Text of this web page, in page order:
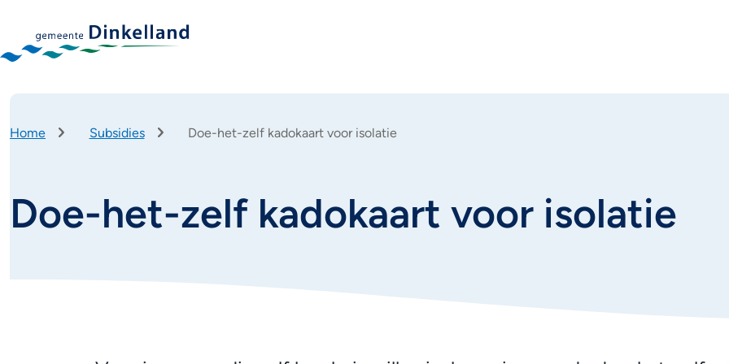
Kruimelpad
Home Subsidies Doe-het-zelf kadokaart voor isolatie
Doe-het-zelf kadokaart voor isolatie